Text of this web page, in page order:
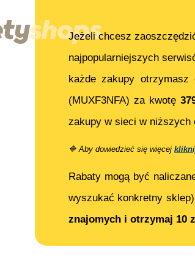
Jeżeli chcesz
najpopularniejszych
każde zakupy
(MUXF3NFA) za kwotę
zakupy w sieci w niższych
🔷 Aby dowiedzieć się więcej
Rabaty mogą być
wyszukać konkretny
znajomych i otrzymaj 10